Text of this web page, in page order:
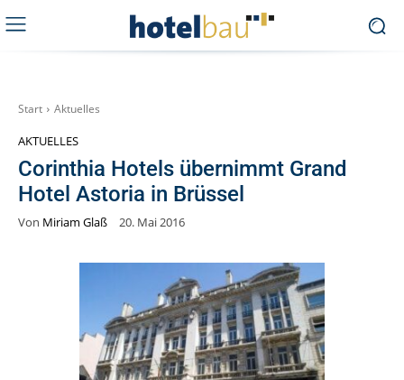
Start Aktuelles
AKTUELLES
Corinthia Hotels übernimmt Grand
Hotel Astoria in Brüssel
Von Miriam Glaß 20. Mai 2016